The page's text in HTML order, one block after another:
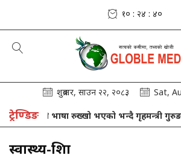
१० : २४ : ४१
शुक्रबार, साउन २२, २०८३ Sat,
ट्रेण्डिङ
आफ्नो भाषा रुख्खो भएको भन्दै गृहमन्त्री गुरुङले मागे
स्वास्थ्य-शिक्षा